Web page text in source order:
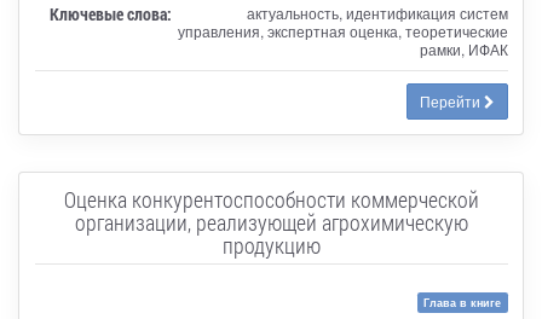
Ключевые слова:
актуальность, идентификация систем
управления, экспертная оценка, теоретические
рамки, ИФАК
Перейти
Оценка конкурентоспособности коммерческой
организации, реализующей агрохимическую
продукцию
Глава в книге